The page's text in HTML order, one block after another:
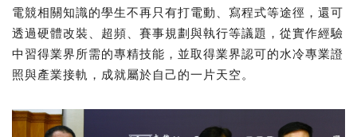
電競相關知識的學生不再只有打電動、寫程式等途徑，還可
透過硬體改裝、超頻、賽事規劃與執行等議題，從實作經驗
中習得業界所需的專精技能，並取得業界認可的水冷專業證
照與產業接軌，成就屬於自己的一片天空。